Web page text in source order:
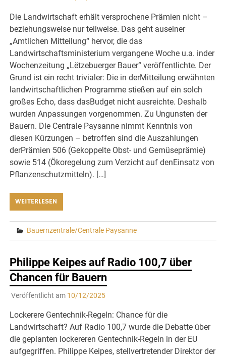
Die Landwirtschaft erhält versprochene Prämien nicht –
beziehungsweise nur teilweise. Das geht auseiner
„Amtlichen Mitteilung“ hervor, die das
Landwirtschaftsministerium vergangene Woche u.a. inder
Wochenzeitung „Lëtzebuerger Bauer“ veröffentlichte. Der
Grund ist ein recht trivialer: Die in derMitteilung erwähnten
landwirtschaftlichen Programme stießen auf ein solch
großes Echo, dass dasBudget nicht ausreichte. Deshalb
wurden Anpassungen vorgenommen. Zu Ungunsten der
Bauern. Die Centrale Paysanne nimmt Kenntnis von
diesen Kürzungen – betroffen sind die Auszahlungen
derPrämien 506 (Gekoppelte Obst- und Gemüseprämie)
sowie 514 (Ökoregelung zum Verzicht auf denEinsatz von
Pflanzenschutzmitteln). […]
WEITERLESEN
Bauernzentrale/Centrale Paysanne
Philippe Keipes auf Radio 100,7 über
Chancen für Bauern
Veröffentlicht am 10/12/2025
Lockerere Gentechnik-Regeln: Chance für die
Landwirtschaft? Auf Radio 100,7 wurde die Debatte über
die geplanten lockereren Gentechnik-Regeln in der EU
aufgegriffen. Philippe Keipes, stellvertretender Direktor der